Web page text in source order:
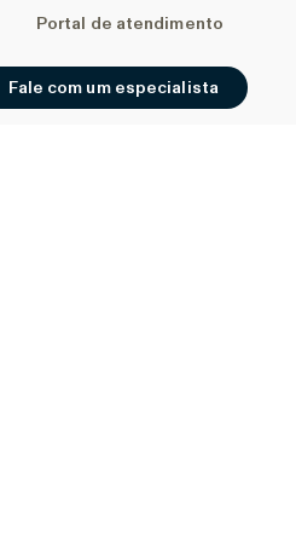
Portal de atendimento
Fale com um especialista